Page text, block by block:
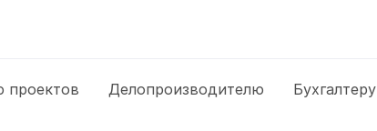
проектов Делопроизводителю Бухгалтеру